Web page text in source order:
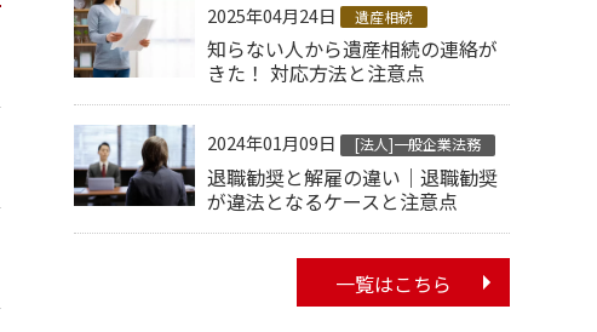
2025年04月24日 遺産相続
知らない人から遺産相続の連絡が
きた！ 対応方法と注意点
2024年01月09日 [法人]一般企業法務
退職勧奨と解雇の違い｜退職勧奨
が違法となるケースと注意点
一覧はこちら